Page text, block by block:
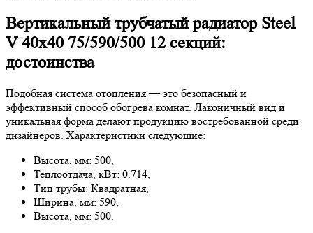
Вертикальный трубчатый радиатор Steel
V 40х40 75/590/500 12 секций:
достоинства
Подобная система отопления — это безопасный и
эффективный способ обогрева комнат. Лаконичный вид и
уникальная форма делают продукцию востребованной среди
дизайнеров. Характеристики следуюшие:
Высота, мм: 500,
Теплоотдача, кВт: 0.714,
Тип трубы: Квадратная,
Ширина, мм: 590,
Высота, мм: 500.